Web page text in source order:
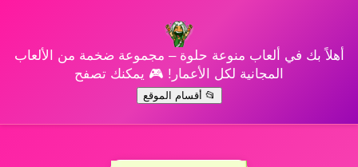
أهلاً بك في ألعاب منوعة حلوة – مجموعة ضخمة من الألعاب
المجانية لكل الأعمار! 🎮 يمكنك تصفح
📂 أقسام الموقع